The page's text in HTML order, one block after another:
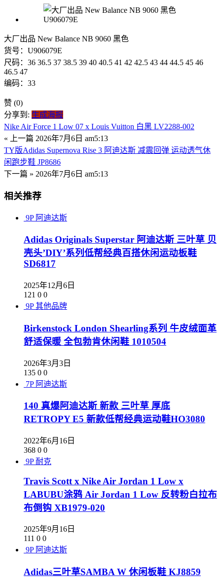
大厂出品 New Balance NB 9060 黑色
货号：U906079E
尺码：36 36.5 37 38.5 39 40 40.5 41 42 42.5 43 44 44.5 45 46
46.5 47
编码：33
赞 (0)
分享到: 生成海报
Nike Air Force 1 Low 07 x Louis Vuitton 白黑 LV2288-002
« 上一篇 2026年7月6日 am5:13
TY版Adidas Supernova Rise 3 阿迪达斯 减震回弹 运动透气休
闲跑步鞋 JP8686
下一篇 » 2026年7月6日 am5:13
相关推荐
9P 阿迪达斯
Adidas Originals Superstar 阿迪达斯 三叶草 贝
壳头’DIY’系列低帮经典百搭休闲运动板鞋
SD6817
2025年12月6日
121 0 0
9P 其他品牌
Birkenstock London Shearling系列 牛皮绒面革
舒适保暖 全包勃肯休闲鞋 1010504
2026年3月3日
135 0 0
7P 阿迪达斯
140 真爆阿迪达斯 新款 三叶草 厚底
RETROPY E5 新款低帮经典运动鞋HO3080
2022年6月16日
368 0 0
9P 耐克
Travis Scott x Nike Air Jordan 1 Low x
LABUBU涂鸦 Air Jordan 1 Low 反转粉白拉布
布倒钩 XB1979-020
2025年9月16日
111 0 0
9P 阿迪达斯
Adidas三叶草SAMBA W 休闲板鞋 KJ8859